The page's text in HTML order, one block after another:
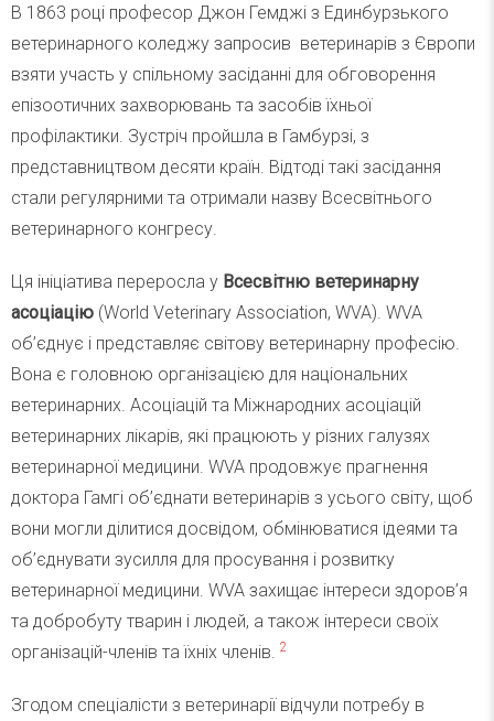
В 1863 році професор Джон Гемджі з Единбурзького
ветеринарного коледжу запросив ветеринарів з Європи
взяти участь у спільному засіданні для обговорення
епізоотичних захворювань та засобів їхньої
профілактики. Зустріч пройшла в Гамбурзі, з
представництвом десяти країн. Відтоді такі засідання
стали регулярними та отримали назву Всесвітнього
ветеринарного конгресу.
Ця ініціатива переросла у Всесвітню ветеринарну
асоціацію (World Veterinary Association, WVA). WVA
об’єднує і представляє світову ветеринарну професію.
Вона є головною організацією для національних
ветеринарних. Асоціацій та Міжнародних асоціацій
ветеринарних лікарів, які працюють у різних галузях
ветеринарної медицини. WVA продовжує прагнення
доктора Гамгі об’єднати ветеринарів з усього світу, щоб
вони могли ділитися досвідом, обмінюватися ідеями та
об’єднувати зусилля для просування і розвитку
ветеринарної медицини. WVA захищає інтереси здоров’я
та добробуту тварин і людей, а також інтереси своїх
організацій-членів та їхніх членів. 2
Згодом спеціалісти з ветеринарії відчули потребу в